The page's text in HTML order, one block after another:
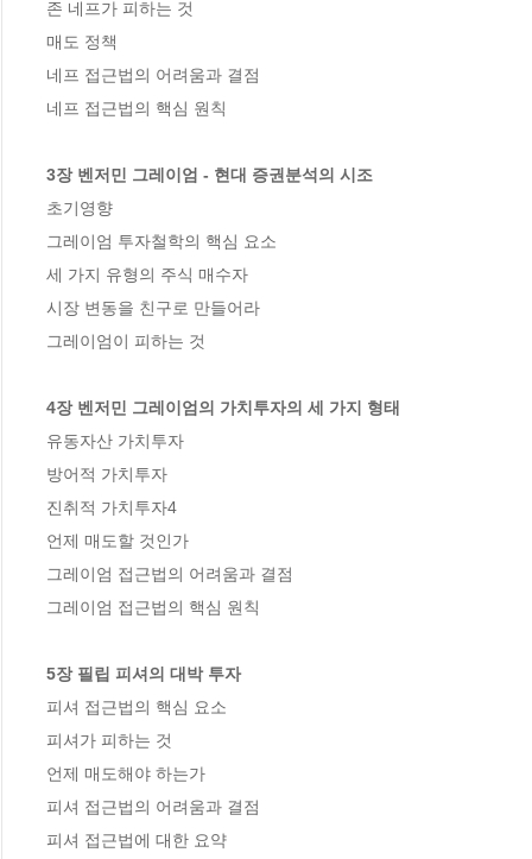
존 네프가 피하는 것
매도 정책
네프 접근법의 어려움과 결점
네프 접근법의 핵심 원칙
3장 벤저민 그레이엄 - 현대 증권분석의 시조
초기영향
그레이엄 투자철학의 핵심 요소
세 가지 유형의 주식 매수자
시장 변동을 친구로 만들어라
그레이엄이 피하는 것
4장 벤저민 그레이엄의 가치투자의 세 가지 형태
유동자산 가치투자
방어적 가치투자
진취적 가치투자4
언제 매도할 것인가
그레이엄 접근법의 어려움과 결점
그레이엄 접근법의 핵심 원칙
5장 필립 피셔의 대박 투자
피셔 접근법의 핵심 요소
피셔가 피하는 것
언제 매도해야 하는가
피셔 접근법의 어려움과 결점
피셔 접근법에 대한 요약